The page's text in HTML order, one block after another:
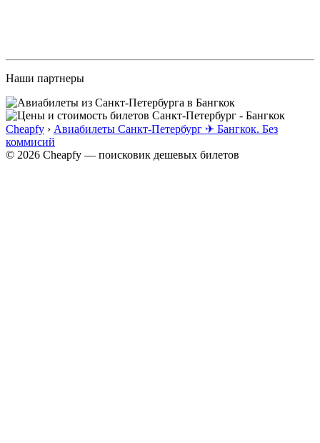
Наши партнеры
Cheapfy › Авиабилеты Санкт-Петербург ✈ Бангкок. Без
коммисий
© 2026 Cheapfy — поисковик дешевых билетов